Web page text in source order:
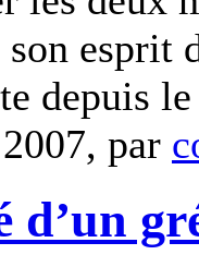
esprit
depuis
par
d’un